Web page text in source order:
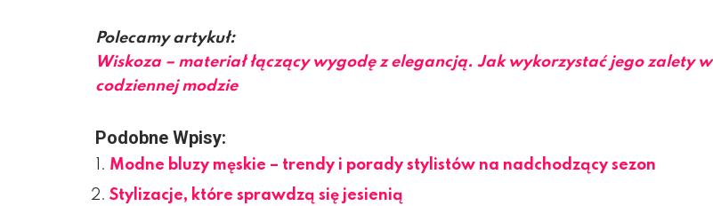
Polecamy artykuł:
Wiskoza – materiał łączący wygodę z elegancją. Jak wykorzystać jego zalety w
codziennej modzie
Podobne Wpisy:
Modne bluzy męskie – trendy i porady stylistów na nadchodzący sezon
Stylizacje, które sprawdzą się jesienią